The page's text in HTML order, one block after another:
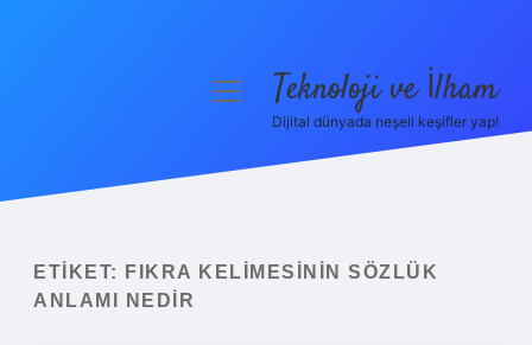
Yasal Uyarı
menüyüTeknoloji ve İlham
Dijital dünyada neşeli keşifler yap!
ETIKET:
FIKRA KELIMESININ SÖZLÜK
ANLAMI NEDIR